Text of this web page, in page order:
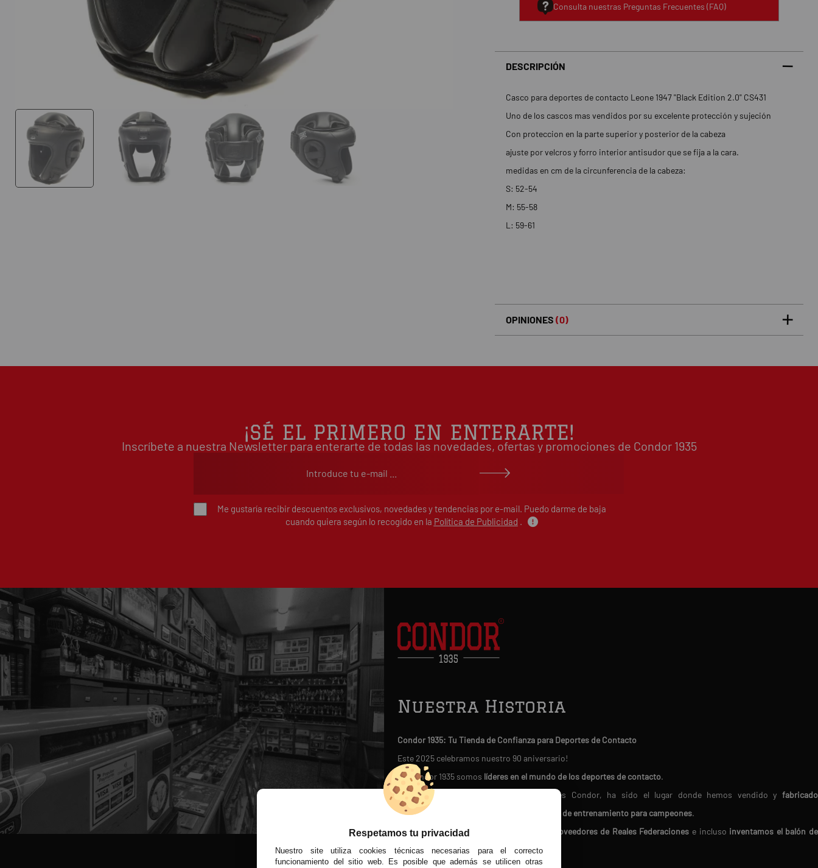
Consulta nuestras Preguntas Frecuentes (FAQ)
DESCRIPCIÓN
Casco para deportes de contacto Leone 1947 "Black Edition 2.0" CS431
Uno de los cascos mas vendidos por su excelente protección y sujeción
Con proteccion en la parte superior y posterior de la cabeza
ajuste por velcros y forro interior antisudor que se fija a la cara.
medidas en cm de la circunferencia de la cabeza:
S: 52-54
M: 55-58
L: 59-61
OPINIONES (0)
5 estrellas
0%
Escribe tu opinión sobre este artículo
¡SÉ EL PRIMERO EN ENTERARTE!
Inscríbete a nuestra Newsletter para enterarte de todas las novedades, ofertas y promociones de Condor 1935
Me gustaría recibir descuentos exclusivos, novedades y tendencias por e-mail. Puedo darme de baja
cuando quiera según lo recogido en la Política de Publicidad
Nuestra Historia
Condor 1935: Tu Tienda de Confianza para Deportes de Contacto
Este 2025 celebramos nuestro 90 aniversario!
En Condor 1935 somos líderes en el mundo de los deportes de contacto.
Nuestra legendaria tienda física, Deportes Condor, ha sido el lugar donde hemos vendido y fabricado
artesanalmente guantes de boxeo y material de entrenamiento para campeones.
Nuestra historia nos avala: hemos sido
proveedores de Reales Federaciones e incluso inventamos el balón de
fútbol moderno en 1950.
Respetamos tu privacidad
Nuestro site utiliza cookies técnicas necesarias para el correcto
funcionamiento del sitio web. Es posible que además se utilicen otras